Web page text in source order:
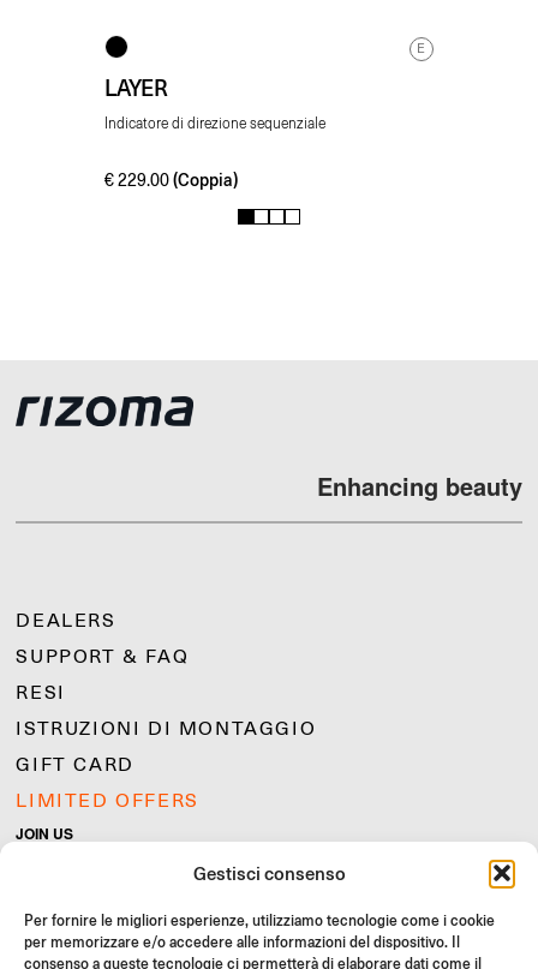
Gestisci consenso
Per fornire le migliori esperienze, utilizziamo tecnologie come i cookie
per memorizzare e/o accedere alle informazioni del dispositivo. Il
consenso a queste tecnologie ci permetterà di elaborare dati come il
E
LAYER
Indicatore di direzione sequenziale
€229.00 (Coppia)
1 2 3 4
Enhancing beauty
DEALERS
SUPPORT & FAQ
RESI
ISTRUZIONI DI MONTAGGIO
GIFT CARD
LIMITED OFFERS
JOIN US
Unisciti alla community Rizoma e accedi a contenuti esclusivi e
Iscriviti